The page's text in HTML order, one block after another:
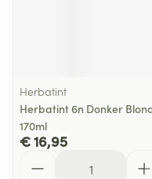
Herbatint
Herbatint 6n Donker
170ml
€ 16,95